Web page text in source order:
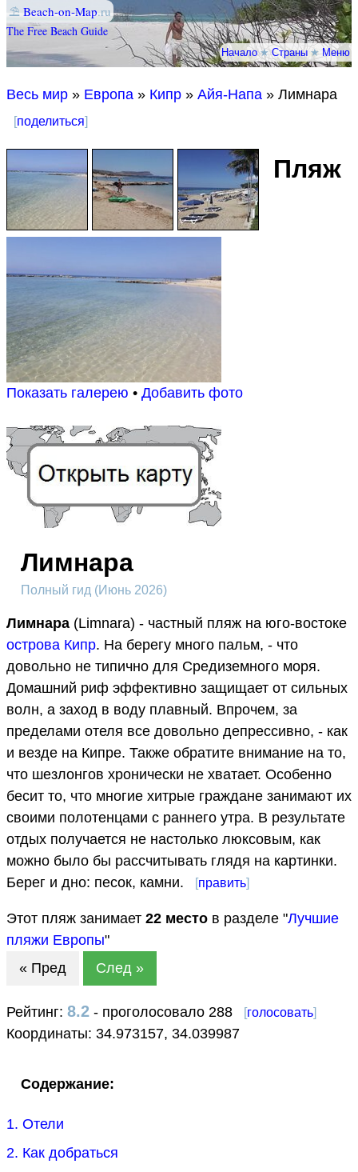
⛱ Beach-on-Map.ru
The Free Beach Guide
Начало★Страны★Меню
Весь мир » Европа » Кипр » Айя-Напа » Лимнара
[поделиться]
Показать галерею • Добавить фото
Пляж
Лимнара
Полный гид (Июнь 2026)
Лимнара (Limnara) - частный пляж на юго-востоке
острова Кипр. На берегу много пальм, - что
довольно не типично для Средиземного моря.
Домашний риф эффективно защищает от сильных
волн, а заход в воду плавный. Впрочем, за
пределами отеля все довольно депрессивно, - как
и везде на Кипре. Также обратите внимание на то,
что шезлонгов хронически не хватает. Особенно
бесит то, что многие хитрые граждане занимают их
своими полотенцами с раннего утра. В результате
отдых получается не настолько люксовым, как
можно было бы рассчитывать глядя на картинки.
Берег и дно: песок, камни.
[править]
Этот пляж занимает 22 место в разделе "Лучшие
пляжи Европы"
« Пред
След »
Рейтинг: 8.2 - проголосовало 288 [голосовать]
Координаты: 34.973157, 34.039987
Содержание:
1. Отели
2. Как добраться